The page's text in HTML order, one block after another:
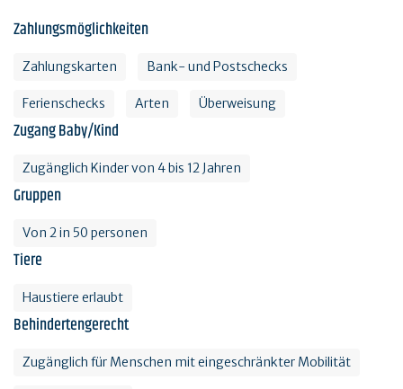
Zahlungsmöglichkeiten
Zahlungskarten Bank- und Postschecks
Ferienschecks Arten Überweisung
Zugang Baby/Kind
Zugänglich Kinder von 4 bis 12 Jahren
Gruppen
Von 2 in 50 personen
Tiere
Haustiere erlaubt
Behindertengerecht
Zugänglich für Menschen mit eingeschränkter Mobilität